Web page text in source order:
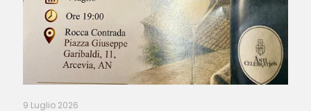
9 Luglio 2026